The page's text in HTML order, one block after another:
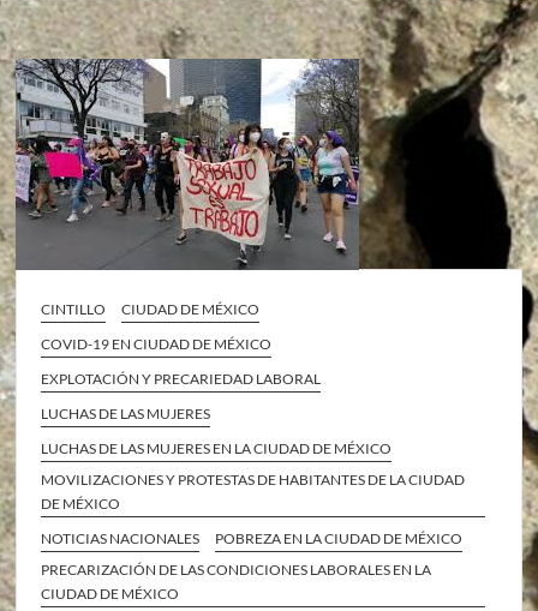
CINTILLO
CIUDAD DE MÉXICO
COVID-19 EN CIUDAD DE MÉXICO
EXPLOTACIÓN Y PRECARIEDAD LABORAL
LUCHAS DE LAS MUJERES
LUCHAS DE LAS MUJERES EN LA CIUDAD DE MÉXICO
MOVILIZACIONES Y PROTESTAS DE HABITANTES DE LA CIUDAD
DE MÉXICO
NOTICIAS NACIONALES
POBREZA EN LA CIUDAD DE MÉXICO
PRECARIZACIÓN DE LAS CONDICIONES LABORALES EN LA
CIUDAD DE MÉXICO